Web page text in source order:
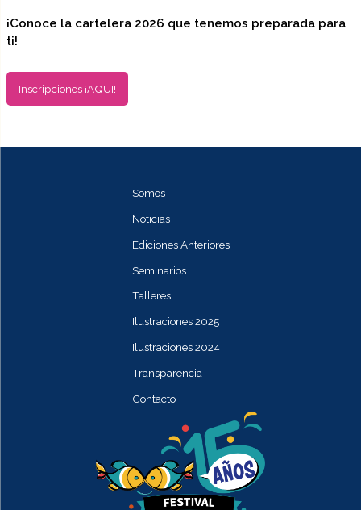
¡Conoce la cartelera 2026 que tenemos preparada para
ti!
Inscripciones ¡AQUI!
Somos
Noticias
Ediciones Anteriores
Seminarios
Talleres
Ilustraciones 2025
Ilustraciones 2024
Transparencia
Contacto